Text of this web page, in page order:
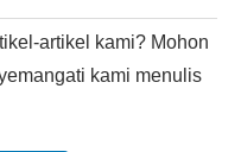
artikel kami? Mohon
kami menulis